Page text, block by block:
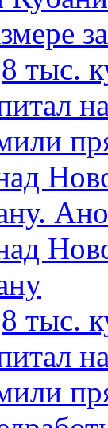
тыс.
тыс.